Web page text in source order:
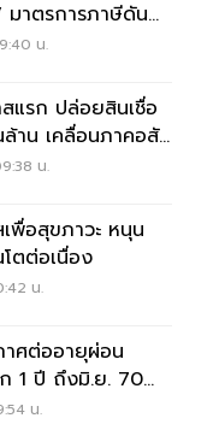
มาตรการภาษีดัน
น.
สแรก ปล่อยสินเชื่อ
าน เคลื่อนภาคอสัง
น.
พื่อสุขภาวะ หนุน
ตต่อเนื่อง
น.
าศต่ออายุผ่อน
1 ปี ถึงมิ.ย. 70
ฯน.